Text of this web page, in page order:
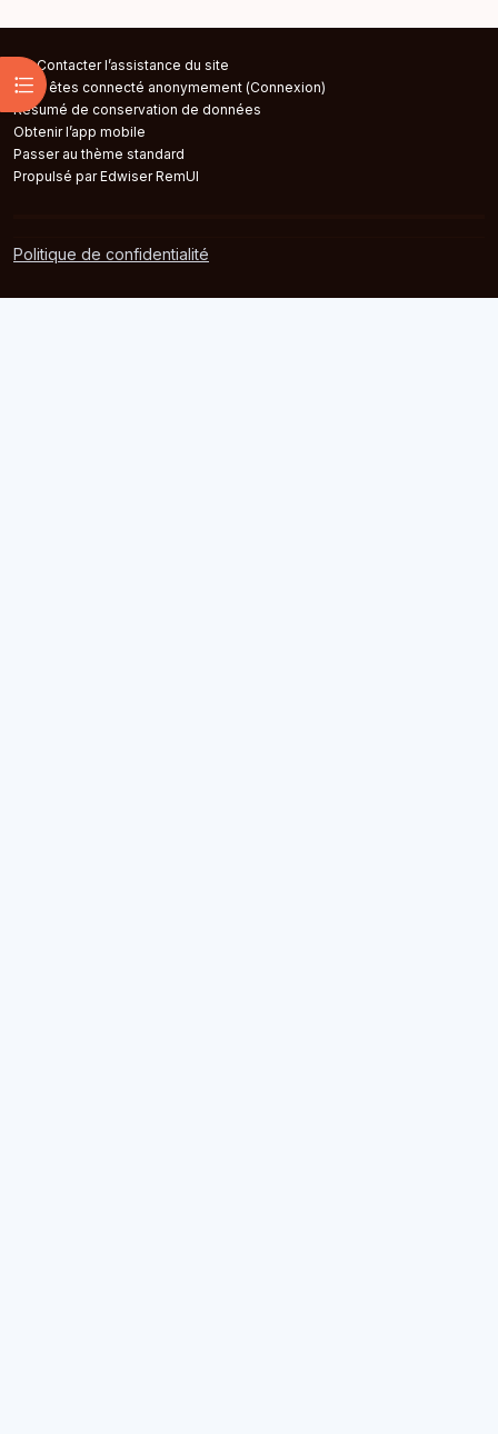
Ouvrir l’index du cours
Contacter l’assistance du site
Vous êtes connecté anonymement (Connexion)
Résumé de conservation de données
Obtenir l’app mobile
Passer au thème standard
Propulsé par Edwiser RemUI
Politique de confidentialité